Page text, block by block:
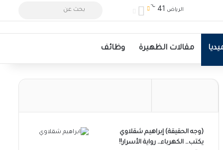
الرياض 41
℃ تسجيل الدخول
الوضع المظلم
بحث
مقالات الظهيرة وظائف
(وجه الحقيقة) إبراهيم شقلاوي
يكتب… الكهرباء… رواية الأسرار!!